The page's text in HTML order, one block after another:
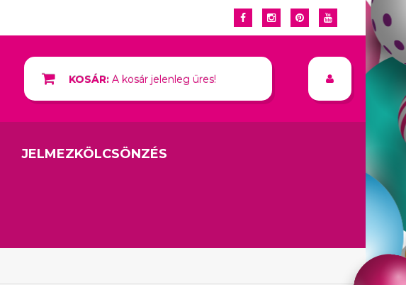
KOSÁR: A kosár jelenleg üres!
JELMEZKÖLCSÖNZÉS